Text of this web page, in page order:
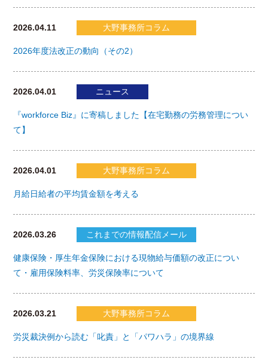
2026.04.11 大野事務所コラム
2026年度法改正の動向（その2）
2026.04.01 ニュース
『workforce Biz』に寄稿しました【在宅勤務の労務管理につい
て】
2026.04.01 大野事務所コラム
月給日給者の平均賃金額を考える
2026.03.26 これまでの情報配信メール
健康保険・厚生年金保険における現物給与価額の改正につい
て・雇用保険料率、労災保険率について
2026.03.21 大野事務所コラム
労災裁決例から読む「叱責」と「パワハラ」の境界線